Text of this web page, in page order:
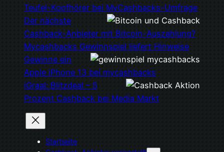
Teufel-Kopfhörer bei MyCashbacks-Umfrage
Der nächste
Cashback-Anbieter mit Bitcoin-Auszahlung?
Mycashbacks Gewinnspiel liefert Hinweise
Gewinne ein
Apple iPhone 13 bei mycashbacks
iGraal: Blitzdeal – 5
Prozent Cashback bei Media Markt
Startseite